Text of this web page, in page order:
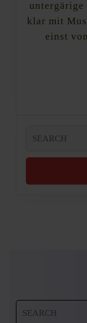
untergärige
klar mit
einst
for:
for: